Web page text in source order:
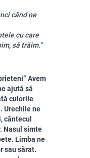
când ne
cu care
să trăim.”
Avem
ajută să
culorile
Urechile ne
cântecul
Nasul simte
Limba ne
sau sărat.